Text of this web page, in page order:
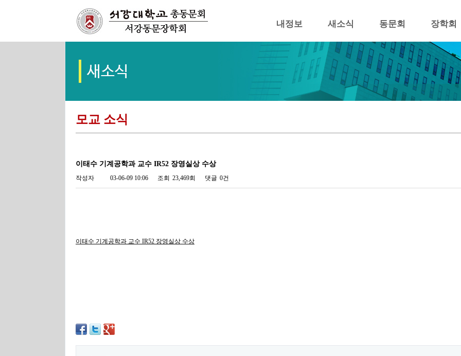
내정보 새소식 동문회 장학회
모교 소식
이태수 기계공학과 교수 IR52 장영실상 수상
작성자 03-06-09 10:06 조회 23,469회 댓글 0건
이태수 기계공학과 교수 IR52 장영실상 수상